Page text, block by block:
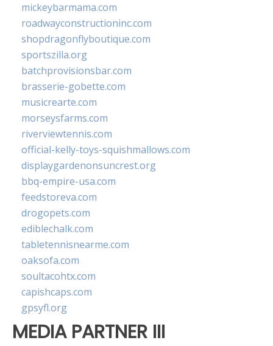
mickeybarmama.com
roadwayconstructioninc.com
shopdragonflyboutique.com
sportszilla.org
batchprovisionsbar.com
brasserie-gobette.com
musicrearte.com
morseysfarms.com
riverviewtennis.com
official-kelly-toys-squishmallows.com
displaygardenonsuncrest.org
bbq-empire-usa.com
feedstoreva.com
drogopets.com
ediblechalk.com
tabletennisnearme.com
oaksofa.com
soultacohtx.com
capishcaps.com
gpsyfl.org
MEDIA PARTNER III